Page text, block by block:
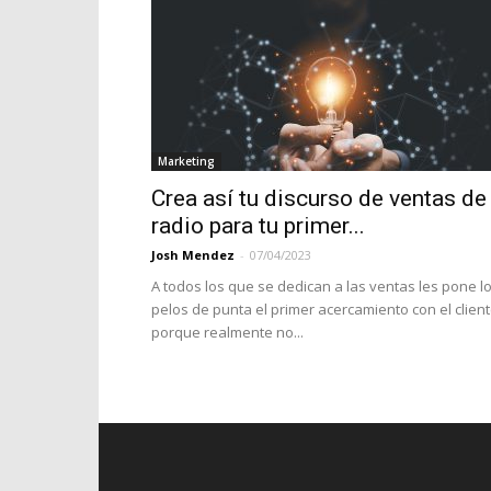
Marketing
Crea así tu discurso de ventas de
radio para tu primer...
Josh Mendez - 07/04/2023
A todos los que se dedican a las ventas les pone
pelos de punta el primer acercamiento con el
porque realmente no...